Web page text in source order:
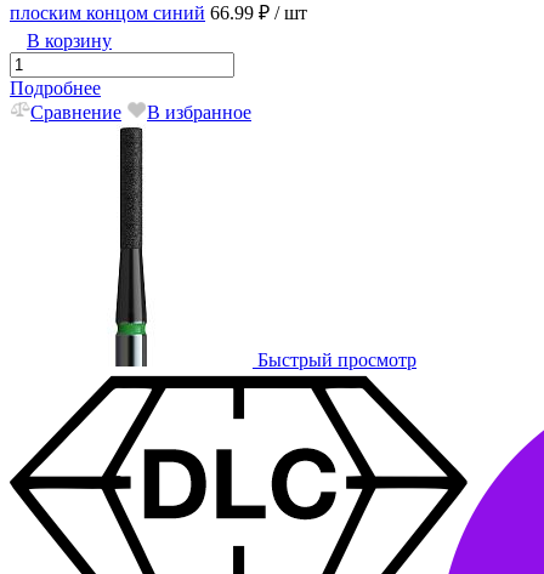
плоским концом синий 66.99 ₽ / шт
В корзину
Подробнее
Сравнение
В избранное
Быстрый просмотр